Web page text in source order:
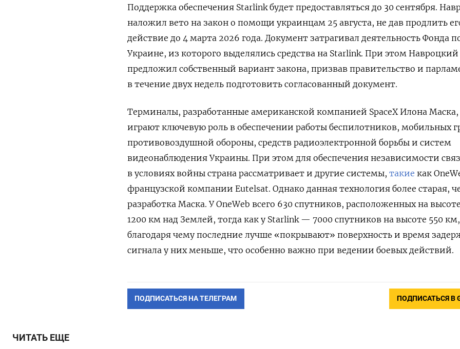
Поддержка обеспечения Starlink будет предоставляться до 30 сентября.
наложил вето на закон о помощи украинцам 25 августа, не дав продлить
действие до 4 марта 2026 года. Документ затрагивал деятельность Фонда
Украине, из которого выделялись средства на Starlink. При этом Навроцкий
предложил собственный вариант закона, призвав правительство и
в течение двух недель подготовить согласованный документ.
Терминалы, разработанные американской компанией SpaceX Илона Маска,
играют ключевую роль в обеспечении работы беспилотников, мобильных
противовоздушной обороны, средств радиоэлектронной борьбы и систем
видеонаблюдения Украины. При этом для обеспечения независимости
в условиях войны страна рассматривает и другие системы, такие как
французской компании Eutelsat. Однако данная технология более старая,
разработка Маска. У OneWeb всего 630 спутников, расположенных на высоте
1200 км над Землей, тогда как у Starlink — 7000 спутников на высоте 550 км,
благодаря чему последние лучше «покрывают» поверхность и время
сигнала у них меньше, что особенно важно при ведении боевых действий.
ПОДПИСАТЬСЯ НА ТЕЛЕГРАМ ПОДПИСАТЬСЯ В
ЧИТАТЬ ЕЩЕ